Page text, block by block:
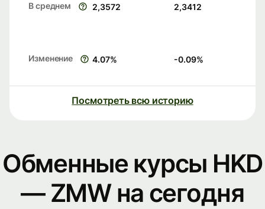
В среднем 2,3572 2,3412
Изменение 4.07% -0.09%
Посмотреть всю историю
Обменные курсы HKD
— ZMW на сегодня